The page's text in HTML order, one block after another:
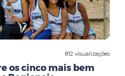
812 visualizações
os cinco mais bem